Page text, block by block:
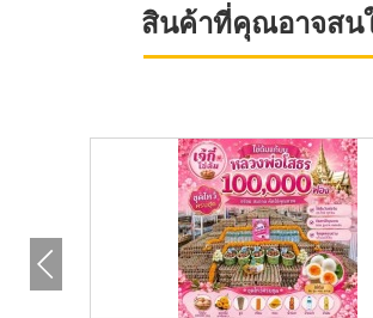
สินค้าที่คุณอาจสน